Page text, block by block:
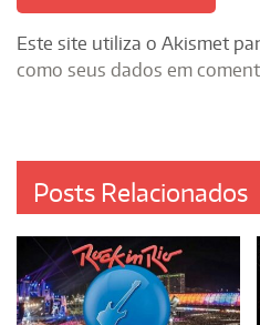
Este site utiliza o Akismet
como seus dados em
Posts Relacionados